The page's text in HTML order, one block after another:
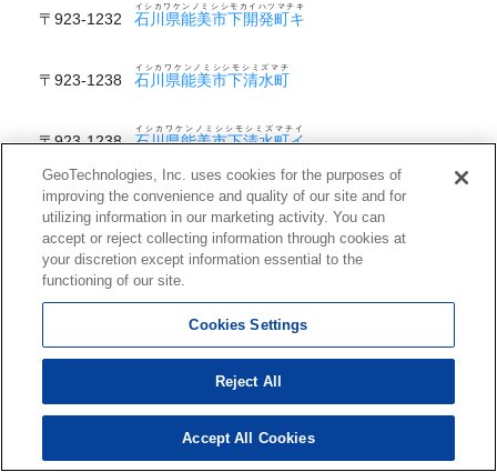
〒923-1232 石川県能美市下開発町キ
イシカワケンノミシシモカイハツマチキ
〒923-1238 石川県能美市下清水町
イシカワケンノミシシモシミズマチ
〒923-1238 石川県能美市下清水町イ
イシカワケンノミシシモシミズマチイ
〒923-1238 石川県能美市下清水町タ
イシカワケンノミシシモシミズマチタ
〒923-1238 石川県能美市下清水町ニ
石川県能美市下ノ江町
石川県能美市下ノ江町イ
石川県能美市下ノ江町甲
イシカワケンノミシシモノゴウマチコウ
GeoTechnologies, Inc. uses cookies for the purposes of
improving the convenience and quality of our site and for
utilizing information in our marketing activity. You can
accept or reject collecting information through cookies at
your discretion except information essential to the
functioning of our site.
Cookies Settings
Reject All
Accept All Cookies